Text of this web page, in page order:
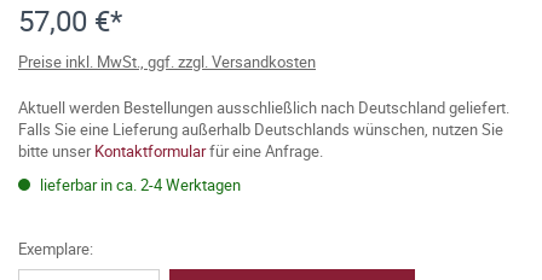
57,00 €*
Preise inkl. MwSt., ggf. zzgl. Versandkosten
Aktuell werden Bestellungen ausschließlich nach Deutschland geliefert.
Falls Sie eine Lieferung außerhalb Deutschlands wünschen, nutzen Sie
bitte unserKontaktformularfür eine Anfrage.
lieferbar in ca. 2-4 Werktagen
Exemplare: